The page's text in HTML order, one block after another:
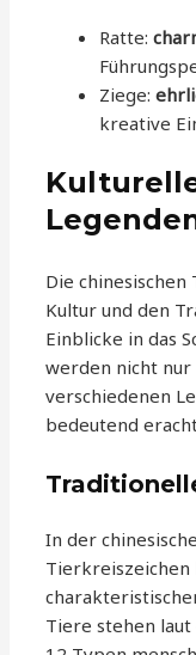
Ratte:
Ziege:
kreative
Die
Kultur und den
Einblicke in das
werden nicht nur
verschiedenen
bedeutend
In der
Tierkreiszeichen
Tiere stehen